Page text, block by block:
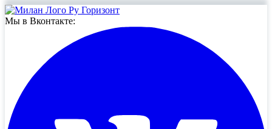
Мы в Вконтакте: